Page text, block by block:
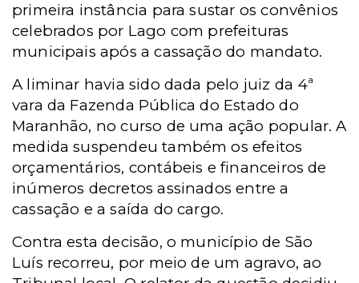
primeira instância para sustar os convênios
celebrados por Lago com prefeituras
municipais após a cassação do mandato.
A liminar havia sido dada pelo juiz da 4ª
vara da Fazenda Pública do Estado do
Maranhão, no curso de uma ação popular. A
medida suspendeu também os efeitos
orçamentários, contábeis e financeiros de
inúmeros decretos assinados entre a
cassação e a saída do cargo.
Contra esta decisão, o município de São
Luís recorreu, por meio de um agravo, ao